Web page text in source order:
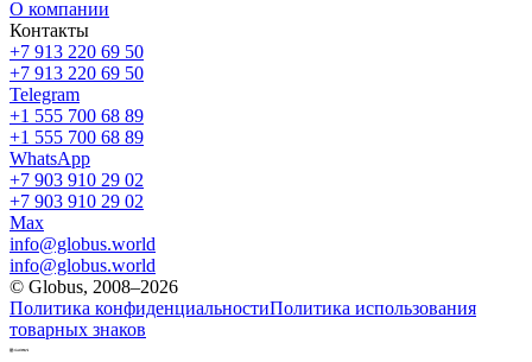
О компании
Контакты
+7 913 220 69 50
+7 913 220 69 50
Telegram
+1 555 700 68 89
+1 555 700 68 89
WhatsApp
+7 903 910 29 02
+7 903 910 29 02
Max
info@globus.world
info@globus.world
© Globus, 2008–2026
Политика конфиденциальностиПолитика использования
товарных знаков